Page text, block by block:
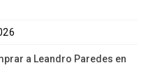
a Leandro Paredes en